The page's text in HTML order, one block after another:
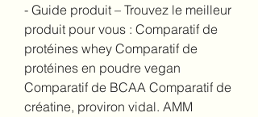
- Guide produit – Trouvez le meilleur
produit pour vous : Comparatif de
protéines whey Comparatif de
protéines en poudre vegan
Comparatif de BCAA Comparatif de
créatine, proviron vidal. AMM